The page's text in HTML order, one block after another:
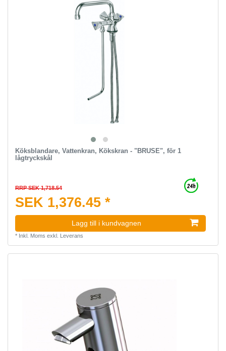
Köksblandare, Vattenkran, Kökskran - "BRUSE", för 1
lågtryckskål
RRP SEK 1,718.54
SEK 1,376.45 *
Lagg till i kundvagnen
* Inkl. Moms exkl. Leverans